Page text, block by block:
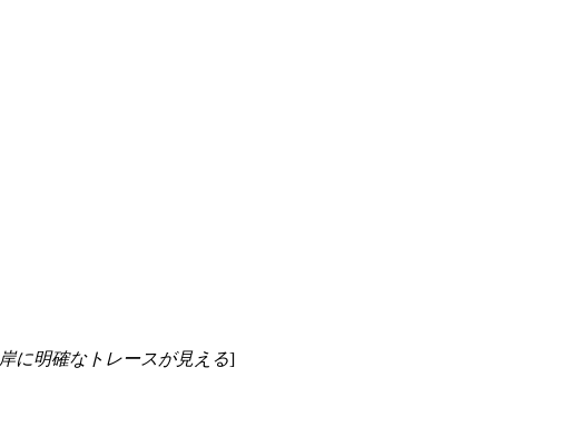
に明確なトレースが見える]